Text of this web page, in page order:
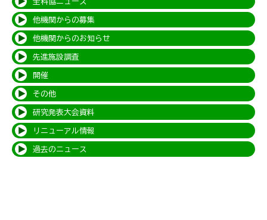
他機関からの募集
他機関からのお知らせ
先進施設調査
開催
その他
研究発表大会資料
リニューアル情報
過去のニュース